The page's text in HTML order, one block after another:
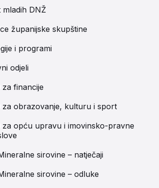
mladih DNŽ
županijske skupštine
i programi
odjeli
za financije
za obrazovanje, kulturu i sport
za opću upravu i imovinsko-pravne
sirovine – natječaji
sirovine – odluke